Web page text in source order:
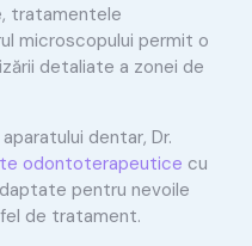
tratamentele
microscopului permit o
detaliate a zonei de
dentar, Dr.
odontoterapeutice cu
pentru nevoile
de tratament.